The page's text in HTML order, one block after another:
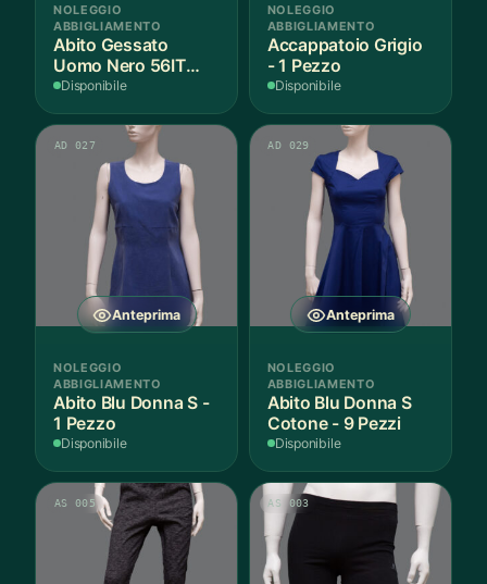
NOLEGGIO
ABBIGLIAMENTO
Abito Gessato
Uomo Nero 56IT
Lana - 1 Pezzo
Disponibile
NOLEGGIO
ABBIGLIAMENTO
Accappatoio Grigio
- 1 Pezzo
Disponibile
Anteprima
AD 027
NOLEGGIO
ABBIGLIAMENTO
Abito Blu Donna S -
1 Pezzo
Disponibile
Anteprima
AD 029
NOLEGGIO
ABBIGLIAMENTO
Abito Blu Donna S
Cotone - 9 Pezzi
Disponibile
AS 005 AS 003